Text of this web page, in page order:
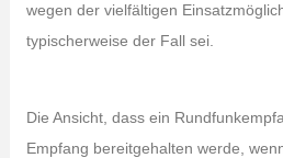
wegen der vielfältigen
typischerweise der Fall sei.
Die Ansicht, dass ein
Empfang bereitgehalten werde,